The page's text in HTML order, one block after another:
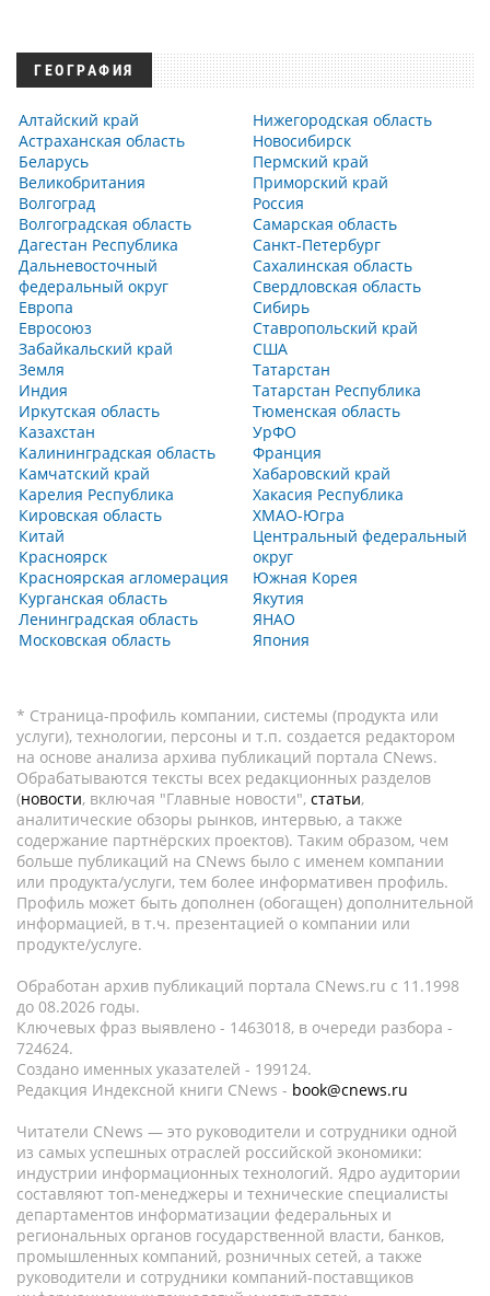
ГЕОГРАФИЯ
Алтайский край
Астраханская область
Беларусь
Великобритания
Волгоград
Волгоградская область
Дагестан Республика
Дальневосточный
федеральный округ
Европа
Евросоюз
Забайкальский край
Земля
Индия
Иркутская область
Казахстан
Калининградская область
Камчатский край
Карелия Республика
Кировская область
Китай
Красноярск
Красноярская агломерация
Курганская область
Ленинградская область
Московская область
Нижегородская область
Новосибирск
Пермский край
Приморский край
Россия
Самарская область
Санкт-Петербург
Сахалинская область
Свердловская область
Сибирь
Ставропольский край
США
Татарстан
Татарстан Республика
Тюменская область
УрФО
Франция
Хабаровский край
Хакасия Республика
ХМАО-Югра
Центральный федеральный
округ
Южная Корея
Якутия
ЯНАО
Япония
* Страница-профиль компании, системы (продукта или
услуги), технологии, персоны и т.п. создается редактором
на основе анализа архива публикаций портала CNews.
Обрабатываются тексты всех редакционных разделов
(новости, включая "Главные новости", статьи,
аналитические обзоры рынков, интервью, а также
содержание партнёрских проектов). Таким образом, чем
больше публикаций на CNews было с именем компании
или продукта/услуги, тем более информативен профиль.
Профиль может быть дополнен (обогащен) дополнительной
информацией, в т.ч. презентацией о компании или
продукте/услуге.
Обработан архив публикаций портала CNews.ru c 11.1998
до 08.2026 годы.
Ключевых фраз выявлено - 1463018, в очереди разбора -
724624.
Создано именных указателей - 199124.
Редакция Индексной книги CNews - book@cnews.ru
Читатели CNews — это руководители и сотрудники одной
из самых успешных отраслей российской экономики:
индустрии информационных технологий. Ядро аудитории
составляют топ-менеджеры и технические специалисты
департаментов информатизации федеральных и
региональных органов государственной власти, банков,
промышленных компаний, розничных сетей, а также
руководители и сотрудники компаний-поставщиков